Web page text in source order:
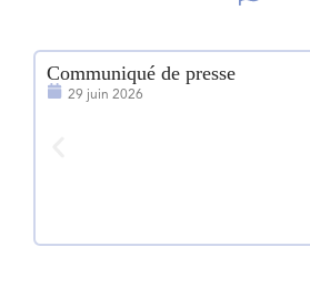
Communiqué de presse
29 juin 2026